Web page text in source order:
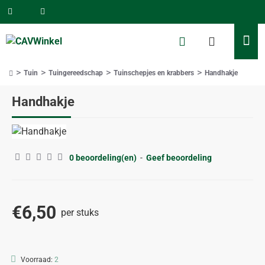
Handhakje
Tuin Tuingereedschap Tuinschepjes en krabbers Handhakje
0 beoordeling(en) - Geef beoordeling
€6,50 per stuks
Voorraad: 2